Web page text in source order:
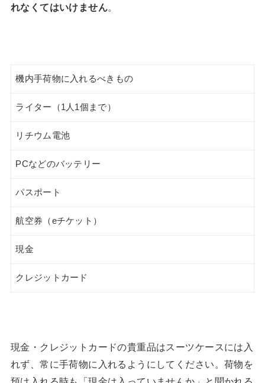
れなくてはいけません。
機内手荷物に入れるべきもの
ライター（1人1個まで）
リチウム電池
PCなどのバッテリー
パスポート
航空券（eチケット）
現金
クレジットカード
現金・クレジットカードの貴重品はスーツケースには入
れず、常に手荷物に入れるようにしてください。荷物を